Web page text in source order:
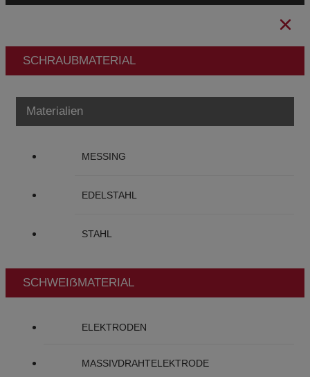
SCHRAUBMATERIAL
Materialien
MESSING
EDELSTAHL
STAHL
SCHWEIẞMATERIAL
ELEKTRODEN
MASSIVDRAHTELEKTRODE